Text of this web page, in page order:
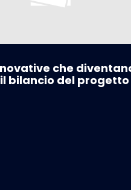
che
bilancio del progetto